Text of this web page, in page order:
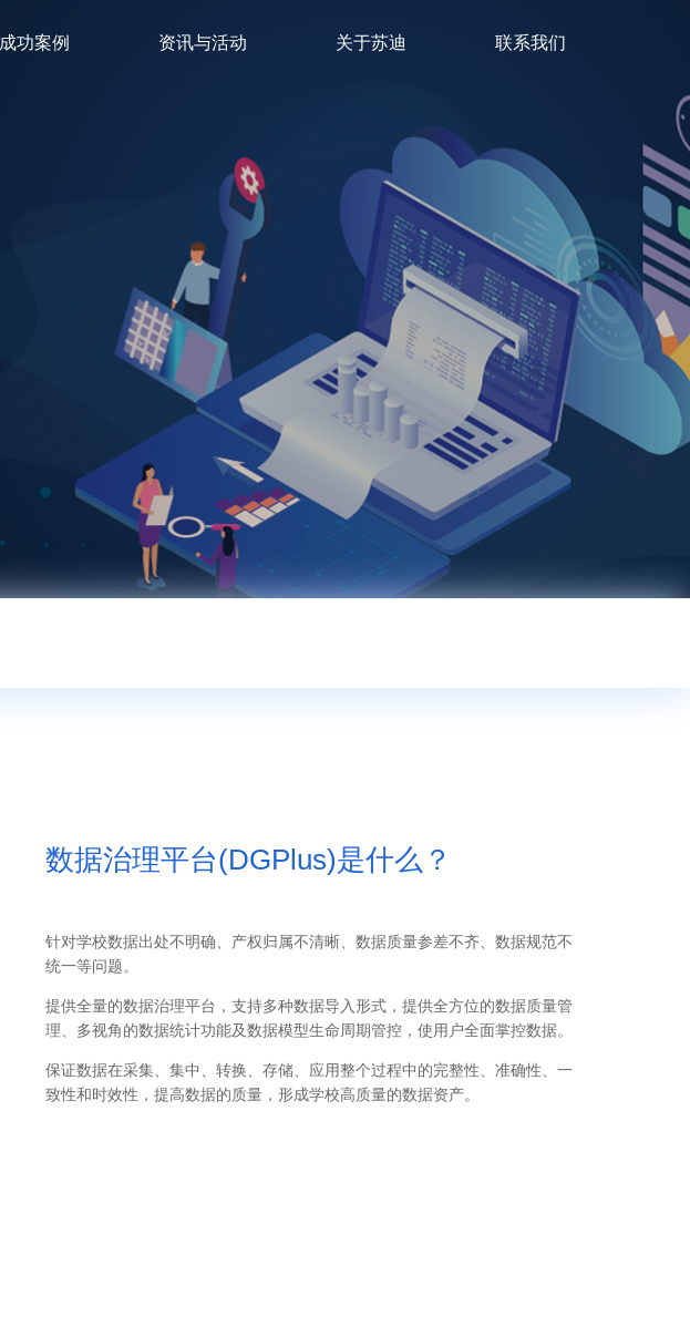
成功案例 资讯与活动 关于苏迪 联系我们
数据治理平台(DGPlus)是什么？
针对学校数据出处不明确、产权归属不清晰、数据质量参差不齐、数据规范不
统一等问题。
提供全量的数据治理平台，支持多种数据导入形式，提供全方位的数据质量管
理、多视角的数据统计功能及数据模型生命周期管控，使用户全面掌控数据。
保证数据在采集、集中、转换、存储、应用整个过程中的完整性、准确性、一
致性和时效性，提高数据的质量，形成学校高质量的数据资产。